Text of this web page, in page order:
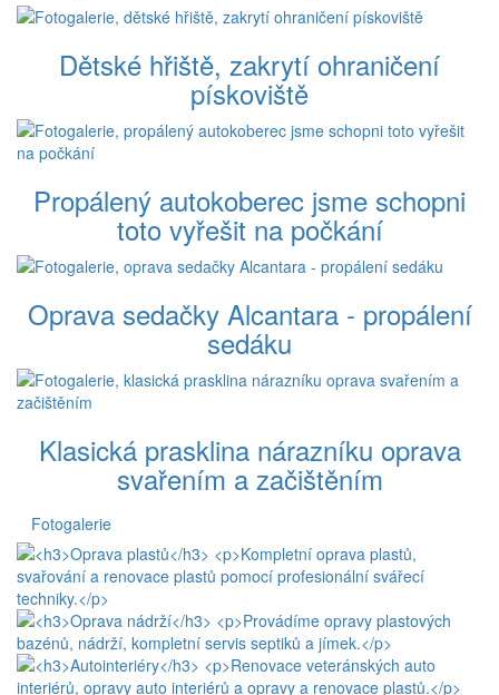
Dětské hřiště, zakrytí ohraničení
pískoviště
Propálený autokoberec jsme schopni
toto vyřešit na počkání
Oprava sedačky Alcantara - propálení
sedáku
Klasická prasklina nárazníku oprava
svařením a začištěním
Fotogalerie